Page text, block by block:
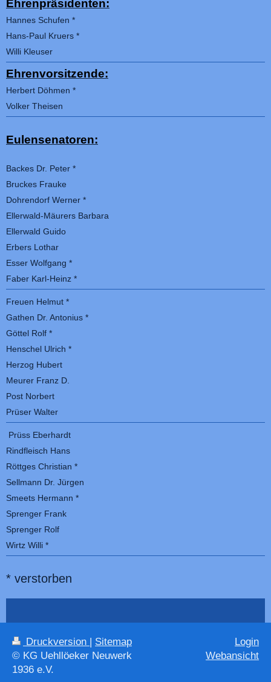
Ehrenpräsidenten:
Hannes Schufen *
Hans-Paul Kruers *
Willi Kleuser
Ehrenvorsitzende:
Herbert Döhmen *
Volker Theisen
Eulensenatoren:
Backes Dr. Peter *
Bruckes Frauke
Dohrendorf Werner *
Ellerwald-Mäurers Barbara
Ellerwald Guido
Erbers Lothar
Esser Wolfgang *
Faber Karl-Heinz *
Freuen Helmut *
Gathen Dr. Antonius *
Göttel Rolf *
Henschel Ulrich *
Herzog Hubert
Meurer Franz D.
Post Norbert
Prüser Walter
Prüss Eberhardt
Rindfleisch Hans
Röttges Christian *
Sellmann Dr. Jürgen
Smeets Hermann *
Sprenger Frank
Sprenger Rolf
Wirtz Willi *
* verstorben
Druckversion | Sitemap
© KG Uehllöeker Neuwerk
1936 e.V.
Login
Webansicht